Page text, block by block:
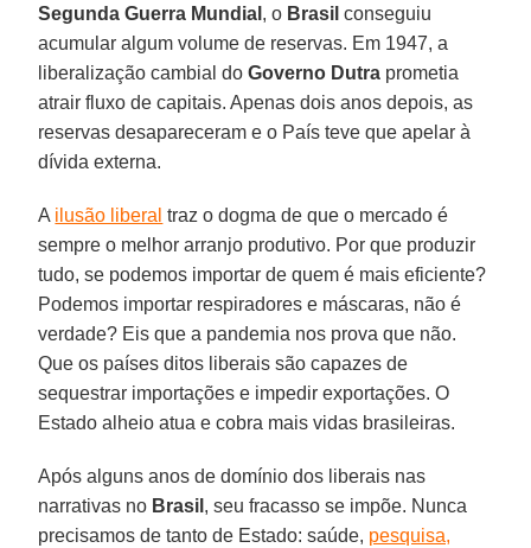
Segunda Guerra Mundial , o Brasil conseguiu
acumular algum volume de reservas. Em 1947, a
liberalização cambial doGoverno Dutra prometia
atrair fluxo de capitais. Apenas dois anos depois, as
reservas desapareceram e o País teve que apelar à
dívida externa.
A ilusão liberal traz o dogma de que o mercado é
sempre o melhor arranjo produtivo. Por que produzir
tudo, se podemos importar de quem é mais eficiente?
Podemos importar respiradores e máscaras, não é
verdade? Eis que a pandemia nos prova que não.
Que os países ditos liberais são capazes de
sequestrar importações e impedir exportações. O
Estado alheio atua e cobra mais vidas brasileiras.
Após alguns anos de domínio dos liberais nas
narrativas no Brasil , seu fracasso se impõe. Nunca
precisamos de tanto de Estado: saúde, pesquisa,